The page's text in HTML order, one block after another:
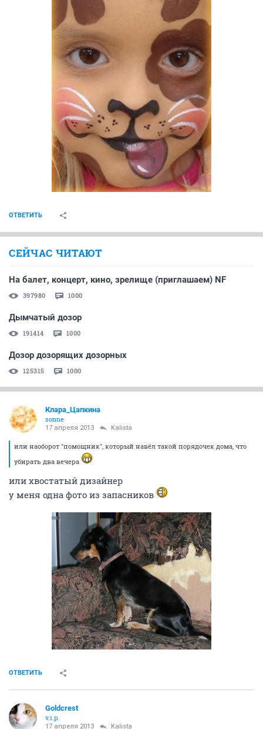
ОТВЕТИТЬ
СЕЙЧАС ЧИТАЮТ
На балет, концерт, кино, зрелище (приглашаем) NF
397980 1000
Дымчатый дозор
191414 1000
Дозор дозорящих дозорных
125315 1000
Клара_Цапкина
sonne
17 апреля 2013 Kalista
или наоборот "помощник", который навёл такой порядочек дома, что
убирать два вечера
или хвостатый дизайнер
у меня одна фото из запасников
ОТВЕТИТЬ
Goldcrest
v.i.p.
17 апреля 2013 Kalista